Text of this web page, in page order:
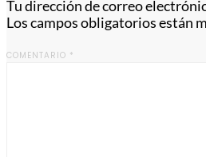
Tu dirección de correo
Los campos obligatorios están
COMENTARIO *